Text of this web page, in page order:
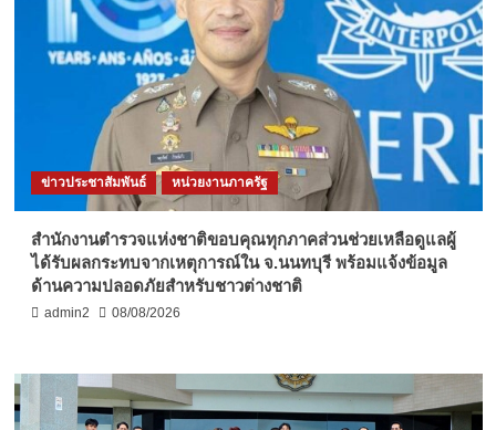
ข่าวประชาสัมพันธ์ หน่วยงานภาครัฐ
สำนักงานตำรวจแห่งชาติขอบคุณทุกภาคส่วนช่วยเหลือดูแลผู้
ได้รับผลกระทบจากเหตุการณ์ใน จ.นนทบุรี พร้อมแจ้งข้อมูล
ด้านความปลอดภัยสำหรับชาวต่างชาติ
admin2 08/08/2026